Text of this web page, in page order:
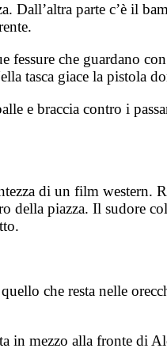
Dall’altra parte c’è il
che guardano
tasca giace la pistola
e braccia contro i
di un film
della piazza. Il sudore
che resta nelle
in mezzo alla fronte di